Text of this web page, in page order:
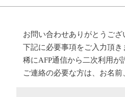
お問い合わせありがとうござ
下記に必要事項をご入力頂
稀にAFP通信から二次利用
ご連絡の必要な方は、お名